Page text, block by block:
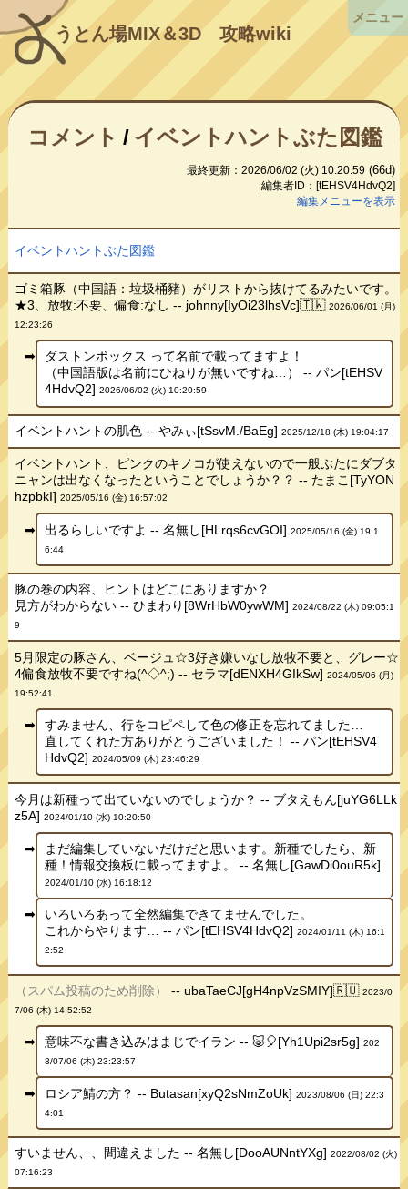
うとん場MIX＆3D攻略wiki
コメント / イベントハントぶた図鑑
最終更新：2026/06/02 (火) 10:20:59 (66d)
編集者ID：[tEHSV4HdvQ2]
編集メニューを表示
イベントハントぶた図鑑
ゴミ箱豚（中国語：垃圾桶豬）がリストから抜けてるみたいです。
★3、放牧:不要、偏食:なし -- johnny[IyOi23lhsVc]🇹🇼2026/06/01 (月)
12:23:26
ダストンボックス って名前で載ってますよ！
（中国語版は名前にひねりが無いですね…） -- パン[tEHSV
4HdvQ2] 2026/06/02 (火) 10:20:59
イベントハントの肌色 -- やみぃ[tSsvM./BaEg]2025/12/18 (木) 19:04:17
イベントハント、ピンクのキノコが使えないので一般ぶたにダブタ
ニャンは出なくなったということでしょうか？？ -- たまこ[TyYON
hzpbkI]2025/05/16 (金) 16:57:02
出るらしいですよ -- 名無し[HLrqs6cvGOI] 2025/05/16 (金) 19:1
6:44
豚の巻の内容、ヒントはどこにありますか？
見方がわからない -- ひまわり[8WrHbW0ywWM]2024/08/22 (木) 09:05:1
9
5月限定の豚さん、ベージュ☆3好き嫌いなし放牧不要と、グレー☆
4偏食放牧不要ですね(^◇^;) -- セラマ[dENXH4GIkSw]2024/05/06 (月)
19:52:41
すみません、行をコピペして色の修正を忘れてました…
直してくれた方ありがとうございました！ -- パン[tEHSV4
HdvQ2] 2024/05/09 (木) 23:46:29
今月は新種って出ていないのでしょうか？ -- ブタえもん[juYG6LLk
z5A]2024/01/10 (水) 10:20:50
まだ編集していないだけだと思います。新種でしたら、新
種！情報交換板に載ってますよ。 -- 名無し[GawDi0ouR5k]
2024/01/10 (水) 16:18:12
いろいろあって全然編集できてませんでした。
これからやります… -- パン[tEHSV4HdvQ2] 2024/01/11 (木) 16:1
2:52
（スパム投稿のため削除） -- ubaTaeCJ[gH4npVzSMIY]🇷🇺2023/0
7/06 (木) 14:52:52
意味不な書き込みはまじでイラン -- 🐷🎈[Yh1Upi2sr5g] 202
3/07/06 (木) 23:23:57
ロシア鯖の方？ -- Butasan[xyQ2sNmZoUk] 2023/08/06 (日) 22:3
4:01
すいません、、間違えました -- 名無し[DooAUNntYXg]2022/08/02 (火)
07:16:23
メニュー